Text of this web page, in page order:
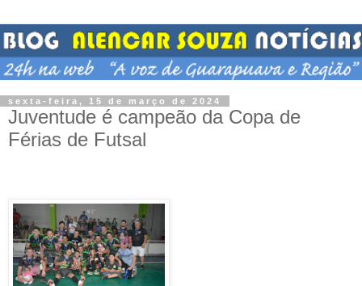
sexta-feira, 15 de março de 2024
Juventude é campeão da Copa de
Férias de Futsal